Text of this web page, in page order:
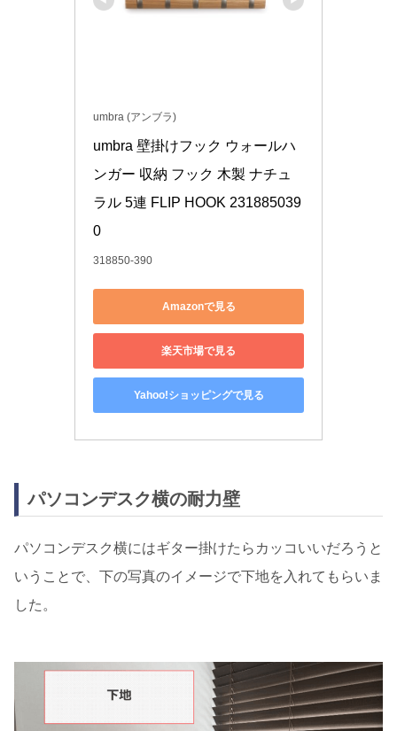
umbra (アンブラ)
umbra 壁掛けフック ウォールハ
ンガー 収納 フック 木製 ナチュ
ラル 5連 FLIP HOOK 231885039
0
318850-390
Amazonで見る
楽天市場で見る
Yahoo!ショッピングで見る
パソコンデスク横の耐力壁
パソコンデスク横にはギター掛けたらカッコいいだろうと
いうことで、下の写真のイメージで下地を入れてもらいま
した。